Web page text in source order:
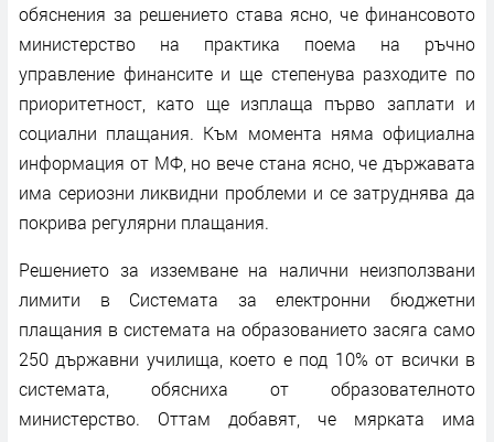
обяснения за решението става ясно, че финансовото
министерство на практика поема на ръчно
управление финансите и ще степенува разходите по
приоритетност, като ще изплаща първо заплати и
социални плащания. Към момента няма официална
информация от МФ, но вече стана ясно, че държавата
има сериозни ликвидни проблеми и се затруднява да
покрива регулярни плащания.
Решението за изземване на налични неизползвани
лимити в Системата за електронни бюджетни
плащания в системата на образованието засяга само
250 държавни училища, което е под 10% от всички в
системата, обясниха от образователното
министерство. Оттам добавят, че мярката има